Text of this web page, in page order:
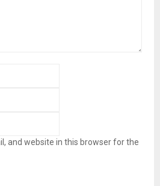
and website in this browser for the